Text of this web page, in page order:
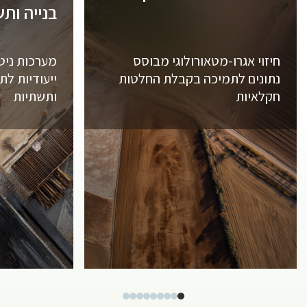
חיזוי אגרו-מטאורולוגי מבוסס
נתונים לתמיכה בקבלת החלטות
חקלאיות
בנייה
מערכות
ייעודיות
ותשתיות